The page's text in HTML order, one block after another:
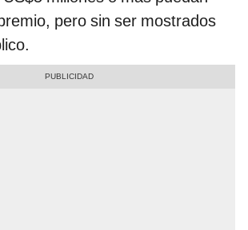
pero sin ser mostrados